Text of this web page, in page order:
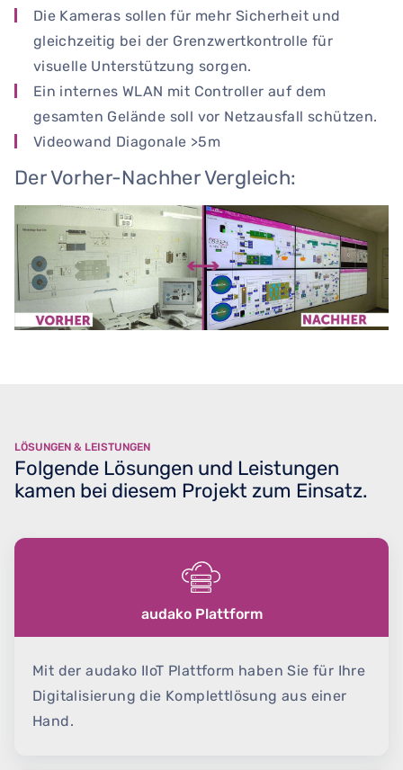
Die Kameras sollen für mehr Sicherheit und
gleichzeitig bei der Grenzwertkontrolle für
visuelle Unterstützung sorgen.
Ein internes WLAN mit Controller auf dem
gesamten Gelände soll vor Netzausfall schützen.
Videowand Diagonale >5m
Der Vorher-Nachher Vergleich:
LÖSUNGEN & LEISTUNGEN
Folgende Lösungen und Leistungen
kamen bei diesem Projekt zum Einsatz.
audako Plattform
Mit der audako IIoT Plattform haben Sie für Ihre
Digitalisierung die Komplettlösung aus einer
Hand.